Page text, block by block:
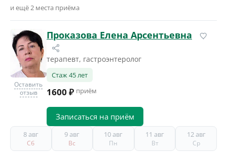
и ещё 2 места приёма
Оставить
отзыв
Проказова Елена Арсентьевна
терапевт, гастроэнтеролог
Стаж 45 лет
1600 ₽ приём
Записаться на приём
8 авг
Сб
9 авг
Вс
10 авг
Пн
11 авг
Вт
12 авг
Ср